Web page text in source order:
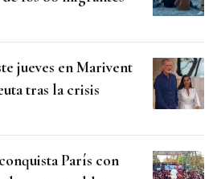
jueves en Marivent
tras la crisis
París con